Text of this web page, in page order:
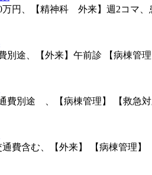
万円、【精神科 外来】週2コマ
別途、【外来】午前診 【病棟管
費別途 、【病棟管理】 【救急
費含む、【外来】 【病棟管理】